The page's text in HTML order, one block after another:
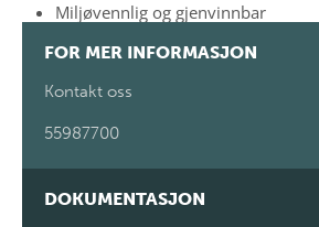
Miljøvennlig og gjenvinnbar
FOR MER INFORMASJON
Kontakt oss
55987700
DOKUMENTASJON